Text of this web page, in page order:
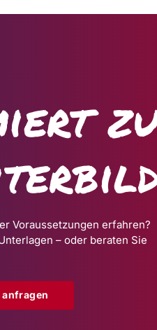
Voraussetzungen erfahren?
– oder beraten Sie